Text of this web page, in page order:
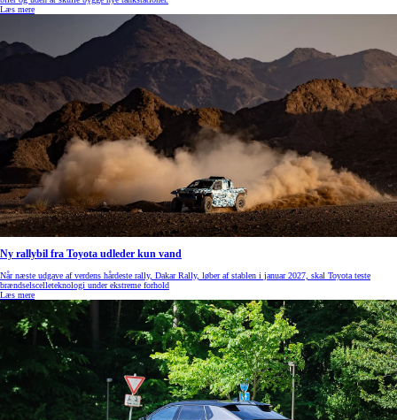
Læs mere
Ny rallybil fra Toyota udleder kun vand
Når næste udgave af verdens hårdeste rally, Dakar Rally, løber af stablen i januar 2027, skal Toyota teste
brændselscelleteknologi under ekstreme forhold
Læs mere